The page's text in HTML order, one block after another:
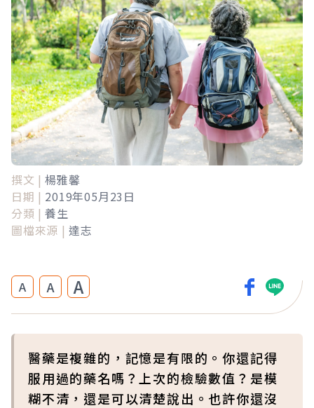
撰文 | 楊雅馨
日期 | 2019年05月23日
分類 | 養生
圖檔來源 | 達志
A A A
醫藥是複雜的，記憶是有限的。你還記得
服用過的藥名嗎？上次的檢驗數值？是模
糊不清，還是可以清楚說出。也許你還沒